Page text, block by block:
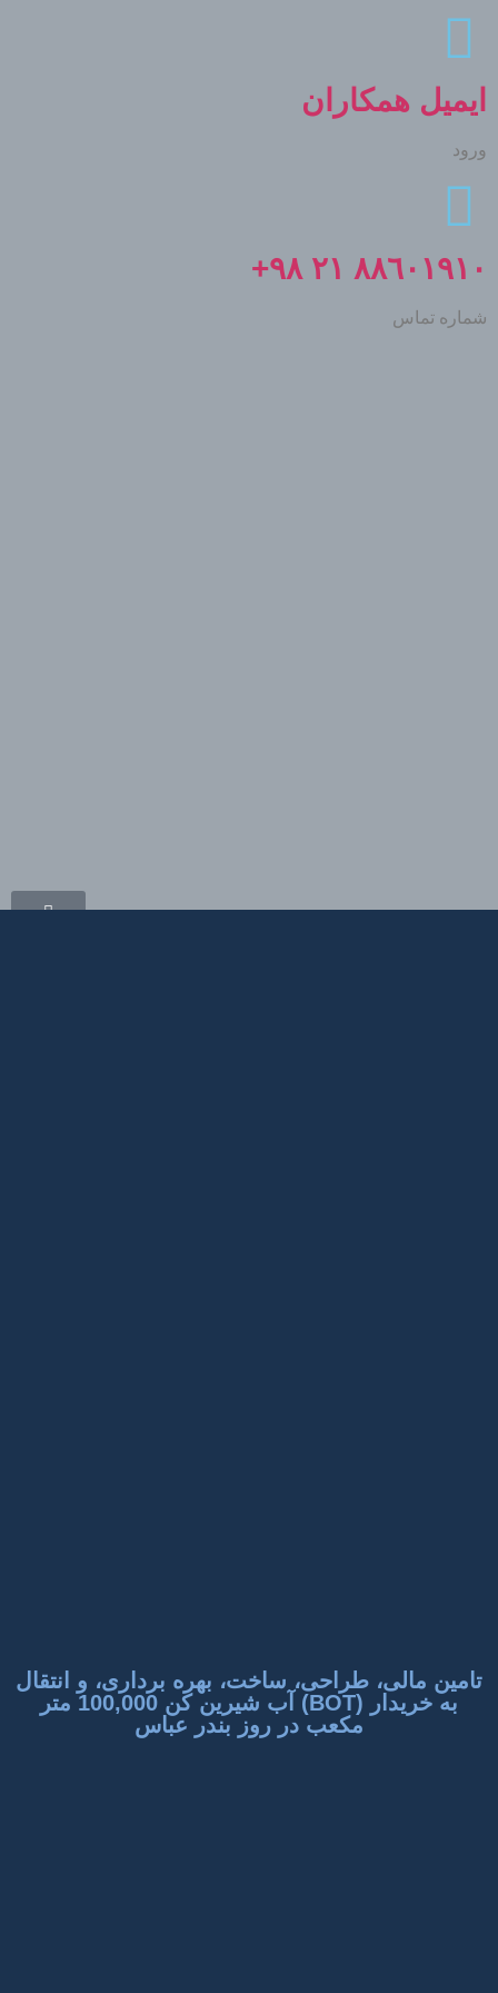
ایمیل همکاران
ورود
٨٨٦٠١٩١٠ ٢١ ٩٨+
شماره تماس
تامين مالی، طراحی، ساخت، بهره برداری، و انتقال
به خريدار (BOT) آب شيرين كن 100,000 متر
مكعب در روز بندر عباس